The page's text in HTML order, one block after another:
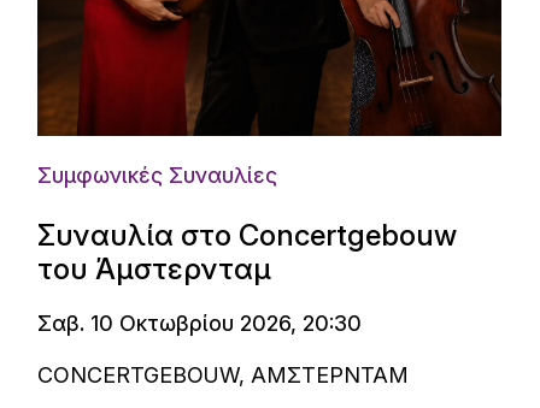
Συμφωνικές Συναυλίες
Συναυλία στο Concertgebouw
του Άμστερνταμ
Σαβ. 10 Οκτωβρίου 2026, 20:30
CONCERTGEBOUW, ΑΜΣΤΕΡΝΤΑΜ